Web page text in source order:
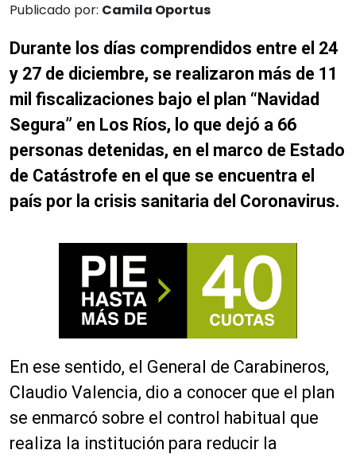
Publicado por: Camila Oportus
Durante los días comprendidos entre el 24
y 27 de diciembre, se realizaron más de 11
mil fiscalizaciones bajo el plan “Navidad
Segura” en Los Ríos, lo que dejó a 66
personas detenidas, en el marco de Estado
de Catástrofe en el que se encuentra el
país por la crisis sanitaria del Coronavirus.
En ese sentido, el General de Carabineros,
Claudio Valencia, dio a conocer que el plan
se enmarcó sobre el control habitual que
realiza la institución para reducir la